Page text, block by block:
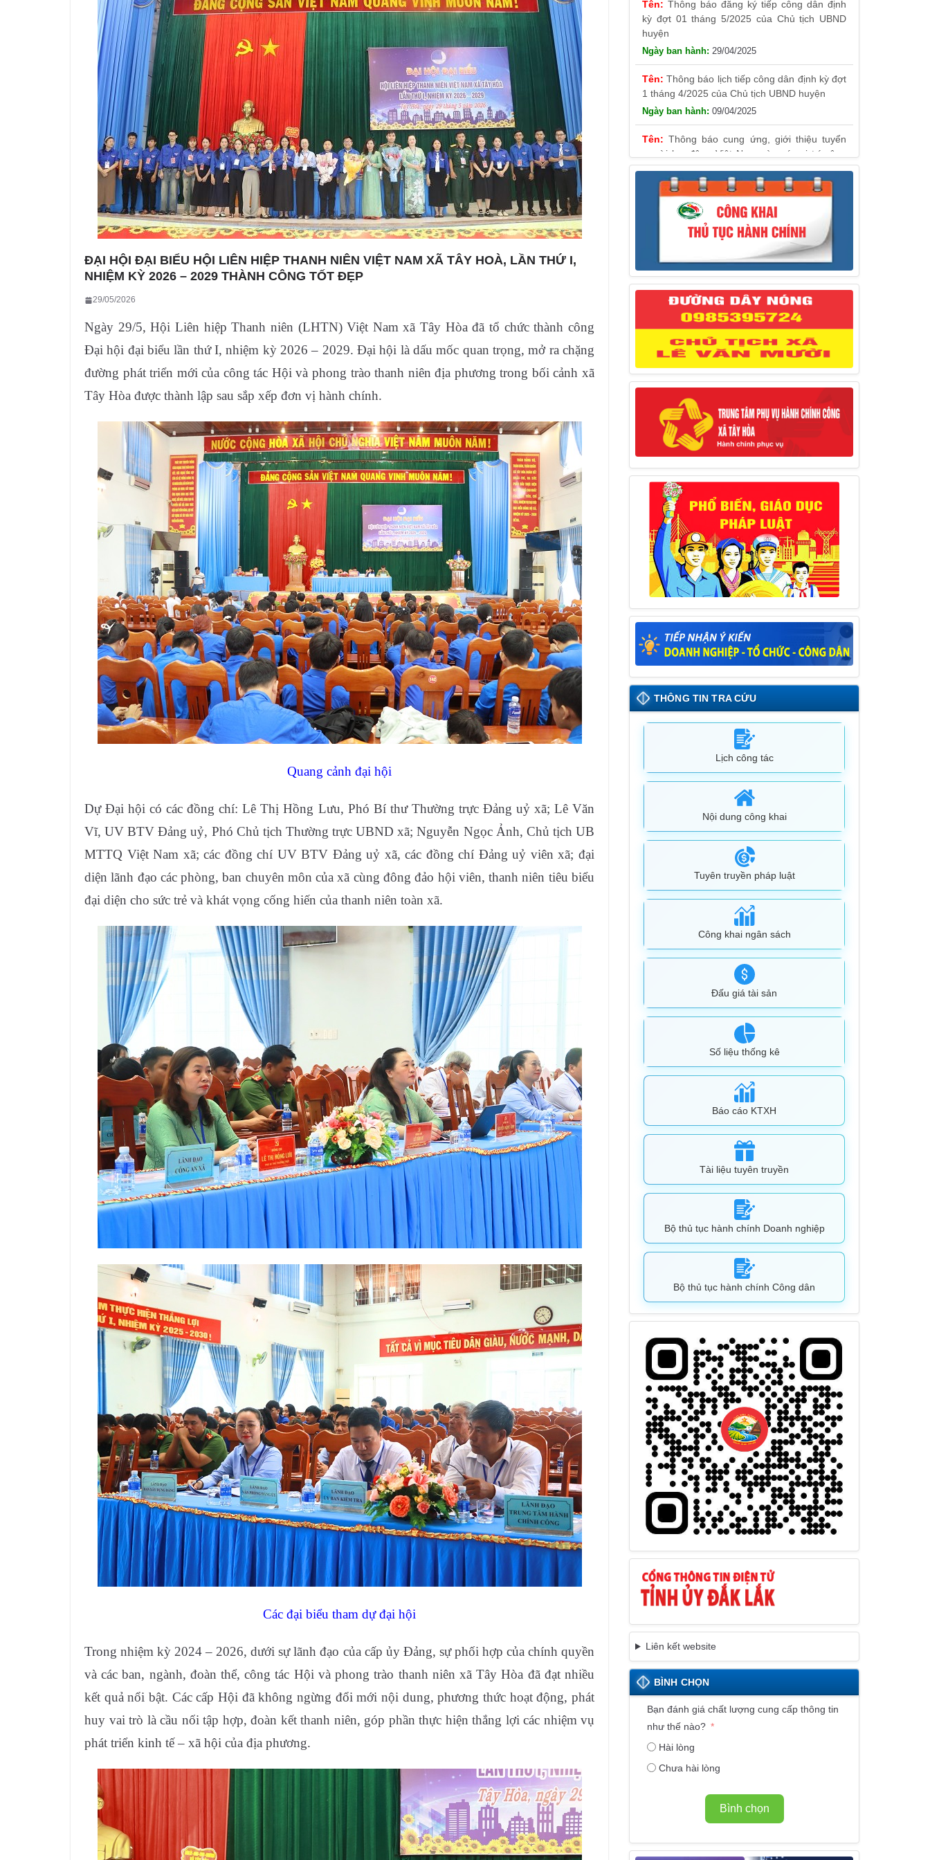
ĐẠI HỘI ĐẠI BIỂU HỘI LIÊN HIỆP THANH NIÊN VIỆT NAM XÃ TÂY HOÀ, LẦN THỨ I,
NHIỆM KỲ 2026 – 2029 THÀNH CÔNG TỐT ĐẸP
29/05/2026
Ngày 29/5, Hội Liên hiệp Thanh niên (LHTN) Việt Nam xã Tây Hòa đã tổ chức thành công
Đại hội đại biểu lần thứ I, nhiệm kỳ 2026 – 2029. Đại hội là dấu mốc quan trọng, mở ra chặng
đường phát triển mới của công tác Hội và phong trào thanh niên địa phương trong bối cảnh xã
Tây Hòa được thành lập sau sắp xếp đơn vị hành chính.
Quang cảnh đại hội
Dự Đại hội có các đồng chí: Lê Thị Hồng Lưu, Phó Bí thư Thường trực Đảng uỷ xã; Lê Văn
Vĩ, UV BTV Đảng uỷ, Phó Chủ tịch Thường trực UBND xã; Nguyễn Ngọc Ảnh, Chủ tịch UB
MTTQ Việt Nam xã; các đồng chí UV BTV Đảng uỷ xã, các đồng chí Đảng uỷ viên xã; đại
diện lãnh đạo các phòng, ban chuyên môn của xã cùng đông đảo hội viên, thanh niên tiêu biểu
đại diện cho sức trẻ và khát vọng cống hiến của thanh niên toàn xã.
Các đại biểu tham dự đại hội
Trong nhiệm kỳ 2024 – 2026, dưới sự lãnh đạo của cấp ủy Đảng, sự phối hợp của chính quyền
và các ban, ngành, đoàn thể, công tác Hội và phong trào thanh niên xã Tây Hòa đã đạt nhiều
kết quả nổi bật. Các cấp Hội đã không ngừng đổi mới nội dung, phương thức hoạt động, phát
huy vai trò là cầu nối tập hợp, đoàn kết thanh niên, góp phần thực hiện thắng lợi các nhiệm vụ
phát triển kinh tế – xã hội của địa phương.
29/04/2025
Thông báo lịch tiếp công dân định kỳ đợt
1 tháng 4/2025 của Chủ tịch UBND huyện
09/04/2025
Thông báo cung ứng, giới thiệu tuyển
người lao động Việt Nam vào các vị trí công
việc dự kiến tuyển người lao động nước ngoài
31/03/2025
Thông báo treo cờ Tổ quốc nhân kỷ
niệm 50 năm Ngày giải phóng tỉnh Phú Yên
(01/4/1975 – 01/4/2025)
28/03/2025
Thông báo giới thiệu, cung ứng lao động
Việt Nam cho Liên danh Hengtong
International Engineering Co.,Ltd
27/03/2025
Thông báo đăng ký tiếp công dân định
kỳ đợt 02 tháng 3/2025 của Chủ tịch UBND
Thông báo lịch công tác của Chủ tịch,
các Phó Chủ tịch UBND huyện và Phó Chủ
tịch Hội đồng nhân dân huyện (Từ ngày
10/3/2025 – 14/3/2025)
Thông báo tổ chức thực hiện Cưỡng chế
buộc thực hiện biện pháp khắc phục hậu quả
trong lĩnh vực đất đai
17/06/2025
Thông báo đăng ký tiếp công dân định
kỳ đợt 01 tháng 6/2025 của Chủ tịch UBND
huyện
26/05/2025
Lịch tiếp công dân định kỳ đợt 1 tháng
5/2025 của Chủ tịch UBND huyện
09/05/2025
THÔNG TIN TRA CỨU
Lịch công tác
Nội dung công khai
Tuyên truyền pháp luật
Công khai ngân sách
Đấu giá tài sản
Số liệu thống kê
Báo cáo KTXH
Tài liệu tuyên truyền
Bộ thủ tục hành chính Doanh nghiệp
Bộ thủ tục hành chính Công dân
Liên kết website
BÌNH CHỌN
Bạn đánh giá chất lượng cung cấp thông tin
như thế nào?
Hài lòng
Chưa hài lòng
Bình chọn